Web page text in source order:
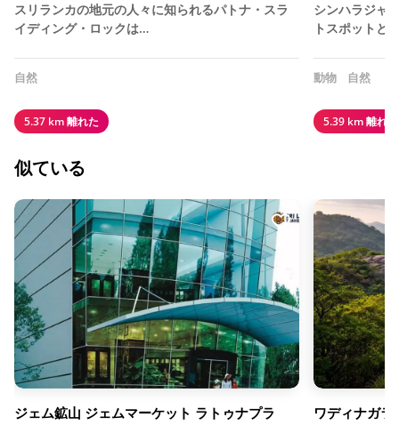
スリランカの地元の人々に知られるパトナ・スラ
イディング・ロックは…
自然
5.37 km 離れた
シンハラジャ
トスポットと
動物 自然
5.39 km 離れた
似ている
ジェム鉱山 ジェムマーケット ラトゥナプラ ワディナガ